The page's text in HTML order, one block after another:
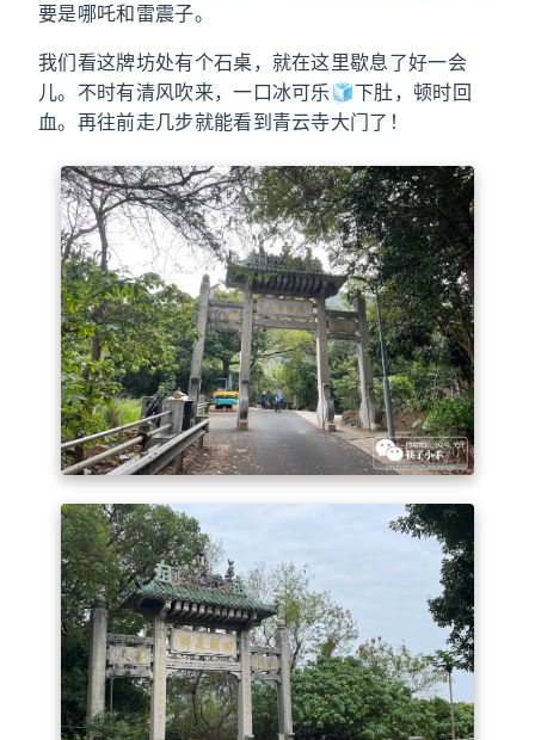
要是哪吒和雷震子。
我们看这牌坊处有个石桌，就在这里歇息了好一会
儿。不时有清风吹来，一口冰可乐🧊下肚，顿时回
血。再往前走几步就能看到青云寺大门了！